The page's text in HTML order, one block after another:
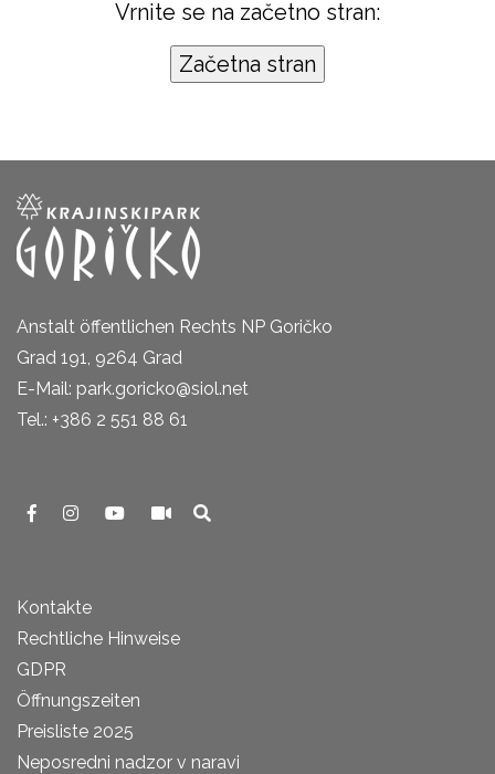
Vrnite se na začetno stran:
Anstalt öffentlichen Rechts NP Goričko
Grad 191, 9264 Grad
E-Mail: park.goricko@siol.net
Tel.: +386 2 551 88 61
Kontakte
Rechtliche Hinweise
GDPR
Öffnungszeiten
Preisliste 2025
Neposredni nadzor v naravi